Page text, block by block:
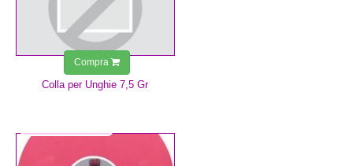
Colla per Unghie 7,5 Gr
Compra